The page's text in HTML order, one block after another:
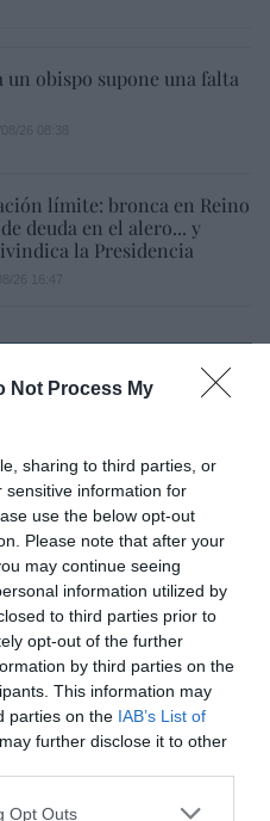
Not Process My
sharing to third parties, or
sensitive information for
use the below opt-out
Please note that after your
may continue seeing
information utilized by
to third parties prior to
opt-out of the further
by third parties on the
This information may
parties on the IAB’s List of
further disclose it to other
Opt Outs
un obispo supone una falta
límite: bronca en Reino
deuda en el alero... y
la Presidencia
de desmitificar la
de
SANCHISTA
sanchista. La
seis meses la
Koldo, ante el
por la UCO